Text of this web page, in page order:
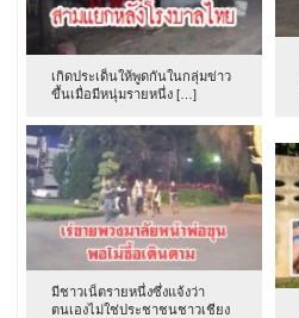
เกิดประเด็นให้พูดกันในกลุ่มข่าว
ขึ้นเมื่อมีหนุ่มรายหนึ่ง […]
มีชาวเน็ตรายหนึ่งซึ่งแจ้งว่า
ตนเองไม่ใช่ประชาชนชาวเชียง